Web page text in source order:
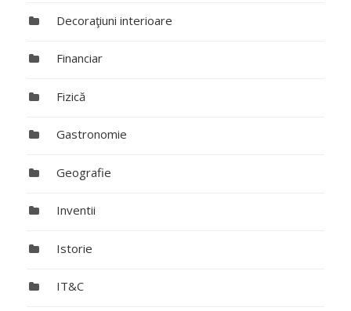
Decoraţiuni interioare
Financiar
Fizică
Gastronomie
Geografie
Inventii
Istorie
IT&C